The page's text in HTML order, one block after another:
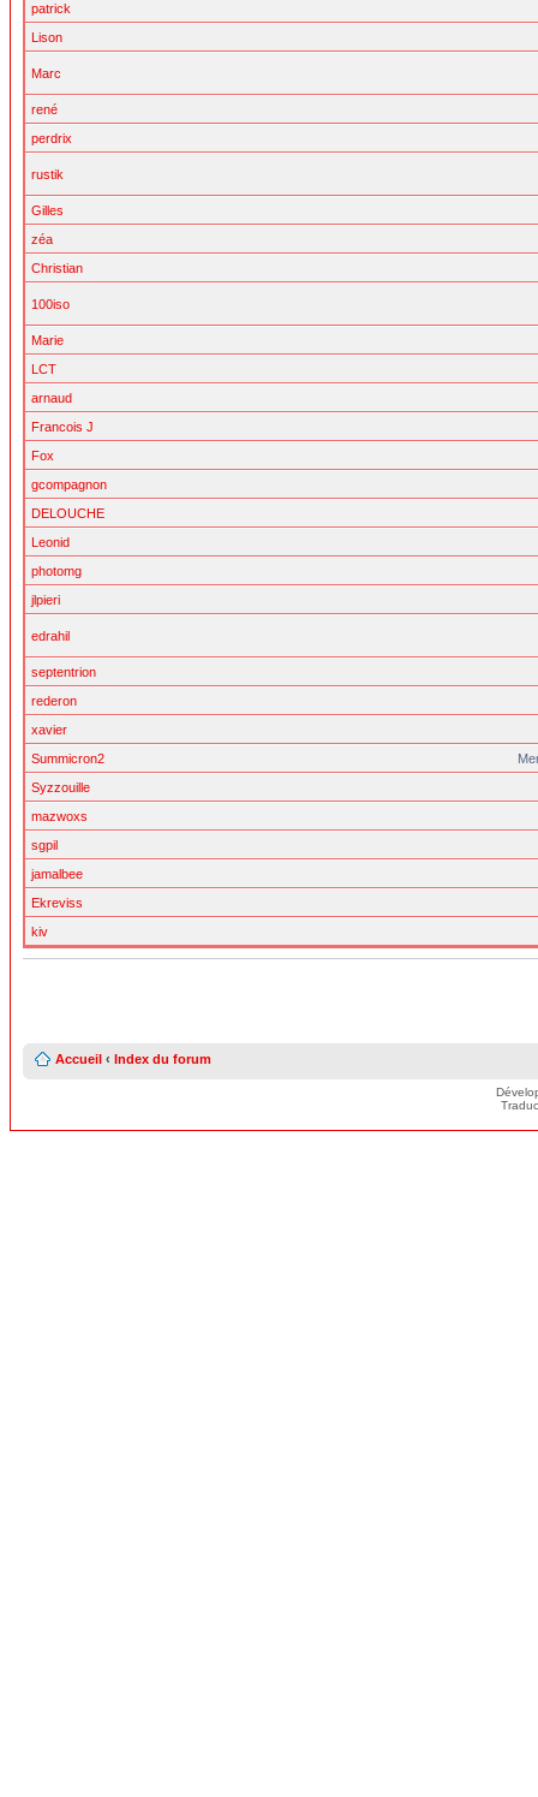
patrick
Lison
Marc
rené
perdrix
rustik
Gilles
zéa
Christian
100iso
Marie
LCT
arnaud
Francois J
Fox
gcompagnon
DELOUCHE
Leonid
photomg
jlpieri
edrahil
septentrion
rederon
xavier
Summicron2
Syzzouille
mazwoxs
sgpil
jamalbee
Ekreviss
kiv
Accueil ‹ Index du forum